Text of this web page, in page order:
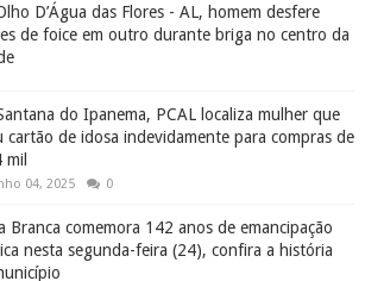
D’Água das Flores - AL, homem desfere
de foice em outro durante briga no centro da
do Ipanema, PCAL localiza mulher que
cartão de idosa indevidamente para compras de
mil
04, 2025 0
Branca comemora 142 anos de emancipação
nesta segunda-feira (24), confira a história